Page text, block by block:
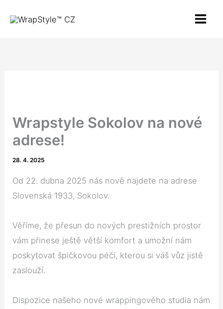
Wrapstyle Sokolov na nové
adrese!
28. 4. 2025
Od 22. dubna 2025 nás nově najdete na adrese
Slovenská 1933, Sokolov.
Věříme, že přesun do nových prestižních prostor
vám přinese ještě větší komfort a umožní nám
poskytovat špičkovou péči, kterou si váš vůz jistě
zaslouží.
Dispozice našeho nové wrappingového studia nám